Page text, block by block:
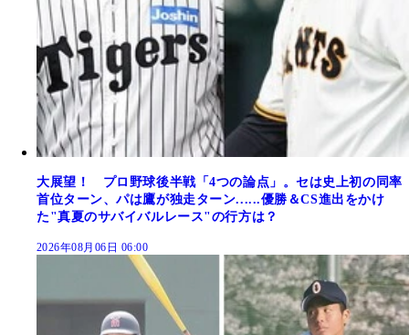
大展望！ プロ野球後半戦「4つの論点」。セは史上初の同率
首位ターン、パは鷹が独走ターン......優勝＆CS進出をかけ
た"真夏のサバイバルレース"の行方は？
2026年08月06日 06:00